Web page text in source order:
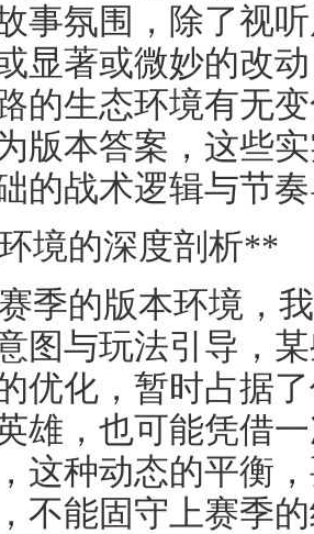
事氛围，除了视
显著或微妙的改
的生态环境有无
版本答案，这些
的战术逻辑与节
境的深度剖析**
季的版本环境，
图与玩法引导，
优化，暂时占据
雄，也可能凭借
这种动态的平衡
不能固守上赛季